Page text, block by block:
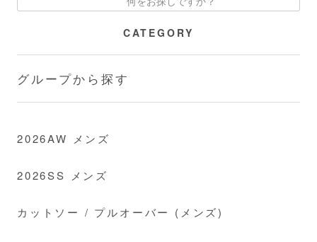
CATEGORY
グループから探す
2026AW メンズ
2026SS メンズ
カットソー / プルオーバー (メンズ)